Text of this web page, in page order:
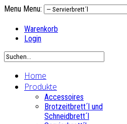
Menu Menu:
Warenkorb
Login
Home
Produkte
Accessoires
Brotzeitbrett´l und
Schneidbrett´l